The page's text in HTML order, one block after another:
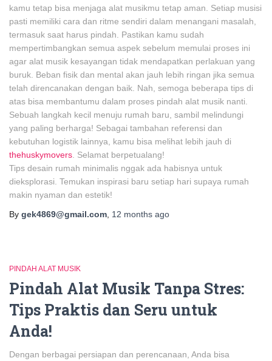
kamu tetap bisa menjaga alat musikmu tetap aman. Setiap musisi
pasti memiliki cara dan ritme sendiri dalam menangani masalah,
termasuk saat harus pindah. Pastikan kamu sudah
mempertimbangkan semua aspek sebelum memulai proses ini
agar alat musik kesayangan tidak mendapatkan perlakuan yang
buruk. Beban fisik dan mental akan jauh lebih ringan jika semua
telah direncanakan dengan baik. Nah, semoga beberapa tips di
atas bisa membantumu dalam proses pindah alat musik nanti.
Sebuah langkah kecil menuju rumah baru, sambil melindungi
yang paling berharga! Sebagai tambahan referensi dan
kebutuhan logistik lainnya, kamu bisa melihat lebih jauh di
thehuskymovers . Selamat berpetualang!
Tips desain rumah minimalis nggak ada habisnya untuk
dieksplorasi. Temukan inspirasi baru setiap hari supaya rumah
makin nyaman dan estetik!
By gek4869@gmail.com 12 months ago
PINDAH ALAT MUSIK
Pindah Alat Musik Tanpa Stres:
Tips Praktis dan Seru untuk
Anda!
Dengan berbagai persiapan dan perencanaan, Anda bisa